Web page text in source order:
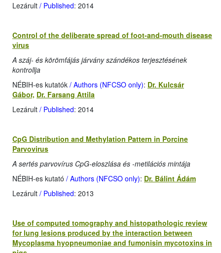
Lezárult / Published: 2014
Control of the deliberate spread of foot-and-mouth disease
virus
A száj- és körömfájás járvány szándékos terjesztésének
kontrollja
NÉBIH-es kutatók / Authors (NFCSO only): Dr. Kulcsár
Gábor, Dr. Farsang Attila
Lezárult / Published: 2014
CpG Distribution and Methylation Pattern in Porcine
Parvovirus
A sertés parvovírus CpG-eloszlása és -metilációs mintája
NÉBIH-es kutató / Authors (NFCSO only): Dr. Bálint Ádám
Lezárult / Published: 2013
Use of computed tomography and histopathologic review
for lung lesions produced by the interaction between
Mycoplasma hyopneumoniae and fumonisin mycotoxins in